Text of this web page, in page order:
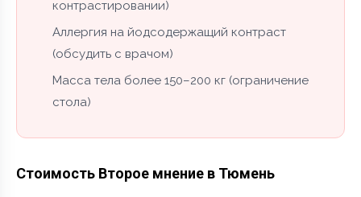
контрастировании)
Аллергия на йодсодержащий контраст
(обсудить с врачом)
Масса тела более 150–200 кг (ограничение
стола)
Стоимость Второе мнение в Тюмень